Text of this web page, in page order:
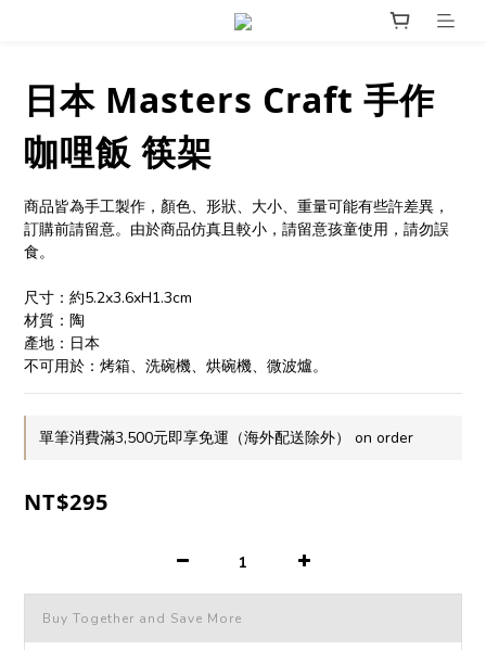
日本 Masters Craft 手作
咖哩飯 筷架
商品皆為手工製作，顏色、形狀、大小、重量可能有些許差異，
訂購前請留意。由於商品仿真且較小，請留意孩童使用，請勿誤
食。
尺寸：約5.2x3.6xH1.3cm
材質：陶
產地：日本
不可用於：烤箱、洗碗機、烘碗機、微波爐。
單筆消費滿3,500元即享免運（海外配送除外） on order
NT$295
Buy Together and Save More